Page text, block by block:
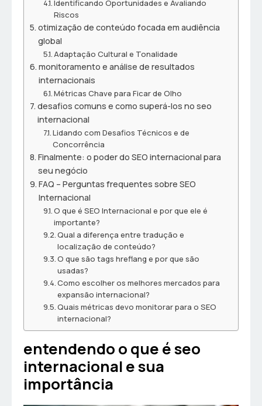
Identificando Oportunidades e Avaliando
Riscos
otimização de conteúdo focada em audiência
global
Adaptação Cultural e Tonalidade
monitoramento e análise de resultados
internacionais
Métricas Chave para Ficar de Olho
desafios comuns e como superá-los no seo
internacional
Lidando com Desafios Técnicos e de
Concorrência
Finalmente: o poder do SEO internacional para
seu negócio
FAQ – Perguntas frequentes sobre SEO
Internacional
O que é SEO Internacional e por que ele é
importante?
Qual a diferença entre tradução e
localização de conteúdo?
O que são tags hreflang e por que são
usadas?
Como escolher os melhores mercados para
expansão internacional?
Quais métricas devo monitorar para o SEO
internacional?
entendendo o que é seo
internacional e sua
importância